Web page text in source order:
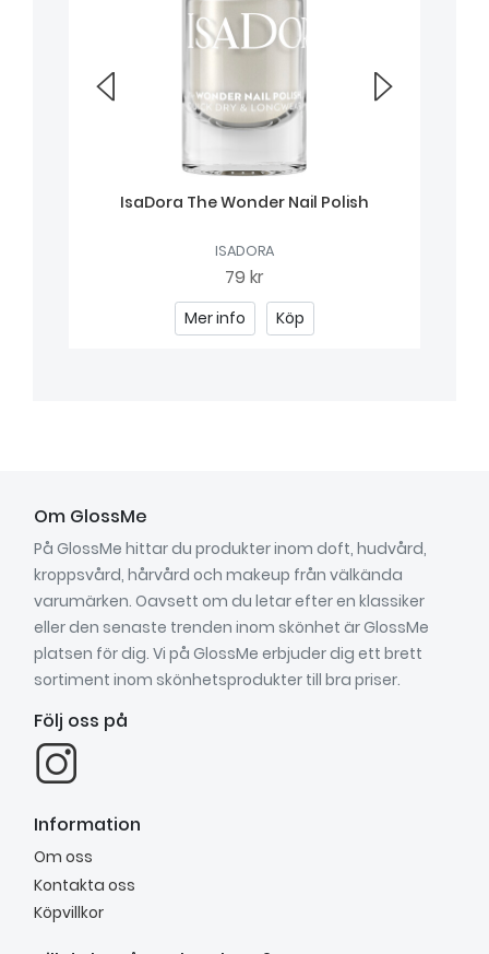
IsaDora The Wonder Nail Polish
ISADORA
79 kr
Mer info Köp
Om GlossMe
På GlossMe hittar du produkter inom doft, hudvård,
kroppsvård, hårvård och makeup från välkända
varumärken. Oavsett om du letar efter en klassiker
eller den senaste trenden inom skönhet är GlossMe
platsen för dig. Vi på GlossMe erbjuder dig ett brett
sortiment inom skönhetsprodukter till bra priser.
Följ oss på
Information
Om oss
Kontakta oss
Köpvillkor